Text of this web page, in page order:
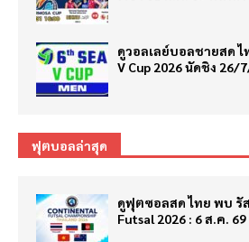
ดูวอลเลย์บอลชายสด ไ
V Cup 2026 นัดชิง 26/
ฟุตบอลล่าสุด
ดูฟุตซอลสด ไทย พบ รั
Futsal 2026 : 6 ส.ค. 69